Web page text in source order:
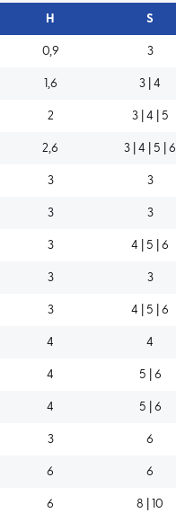
H S
0,9 3
1,6 3 | 4
2 3 | 4 | 5
2,6 3 | 4 | 5 | 6
3 3
3 3
3 4 | 5 | 6
3 3
3 4 | 5 | 6
4 4
4 5 | 6
4 5 | 6
3 6
6 6
6 8 | 10